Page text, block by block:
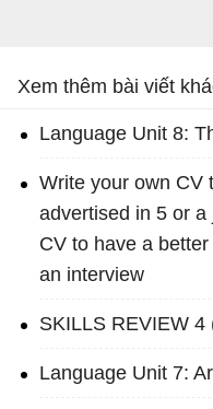
Xem thêm bài viết
Language Unit 8:
Write your own CV
advertised in 5 or
CV to have a
an interview
SKILLS REVIEW 4
Language Unit 7: